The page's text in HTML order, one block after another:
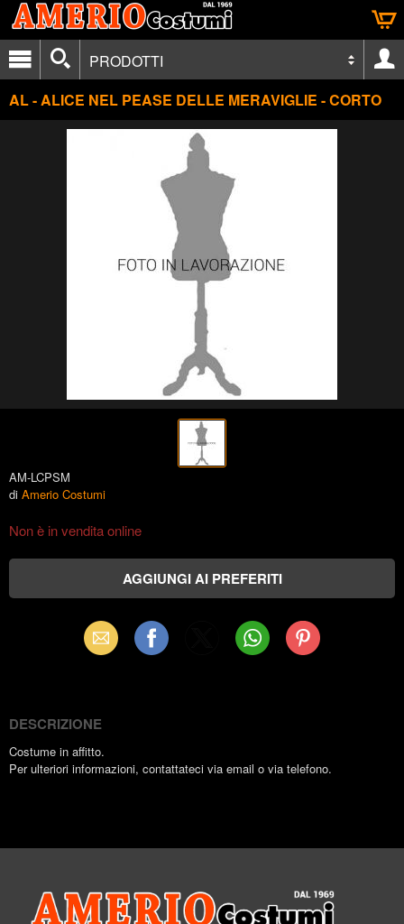
PRODOTTI
AL - ALICE NEL PEASE DELLE MERAVIGLIE - CORTO
AM-LCPSM
di Amerio Costumi
Non è in vendita online
Email Facebook WhatsAppPinterest
DESCRIZIONE
Costume in affitto.
Per ulteriori informazioni, contattateci via email o via telefono.